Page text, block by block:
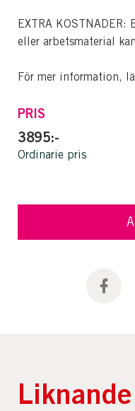
EXTRA
eller arbetsmaterial
För mer information,
PRIS
3895:-
Ordinarie pris